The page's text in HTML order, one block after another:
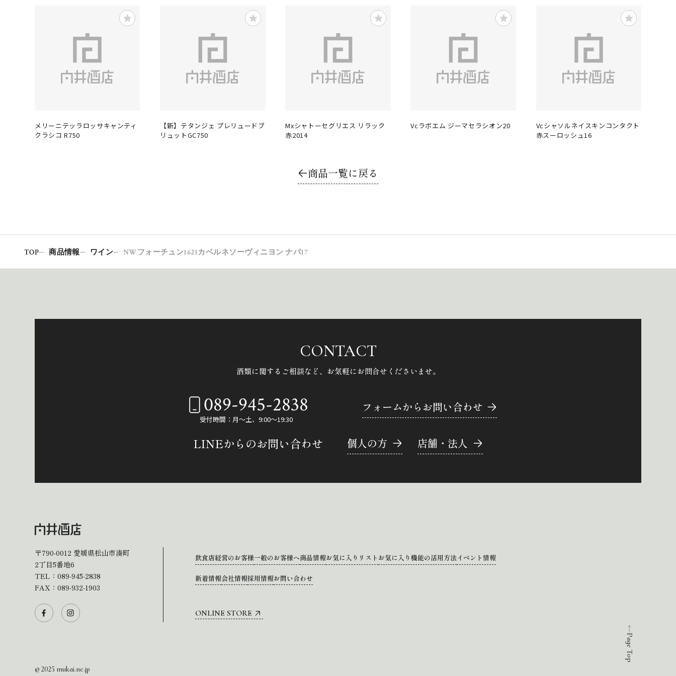
メリーニテッラロッサキャンティ
クラシコ R750
【新】テタンジェ プレリュードブ
リュットGC750
Mxシャトーセグリエス リラック
赤2014
Vcラボエム ジーマセラシオン20
Vcシャソルネイスキンコンタクト
赤スーロッシュ16
商品一覧に戻る
TOP 商品情報 ワイン NWフォーチュン1621カベルネソーヴィニヨン ナパ17
Page Top
CONTACT
酒類に関するご相談など、 お気軽にお問合せくださいませ。
089-945-2838
受付時間：月～土、9:00～19:30
フォームからお問い合わせ
LINEからのお問い合わせ 個人の方 店舗・法人
〒790-0012 愛媛県松山市湊町
2丁目5番地6
TEL： 089-945-2838
FAX：089-932-1903
飲食店経営のお客様一般のお客様へ商品情報お気に入りリスト お気に入り機能の活用方法イベント情報
新着情報会社情報採用情報お問い合わせ
ONLINE STORE
© 2025 mukai.ne.jp